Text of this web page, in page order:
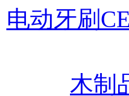
电动牙刷
木制